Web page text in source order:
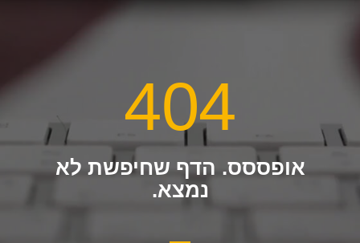
404
אופססס. הדף שחיפשת לא
נמצא.